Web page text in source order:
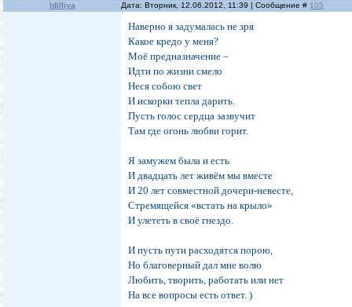
Idilliya Дата: Вторник, 12.06.2012, 11:39 | Сообщение # 105
Наверно я задумалась не зря
Какое кредо у меня?
Моё предназначение –
Идти по жизни смело
Неся собою свет
И искорки тепла дарить.
Пусть голос сердца зазвучит
Там где огонь любви горит.
Я замужем была и есть
И двадцать лет живём мы вместе
И 20 лет совместной дочери-невесте,
Стремящейся «встать на крыло»
И улететь в своё гнездо.
И пусть пути расходятся порою,
Но благоверный дал мне волю
Любить, творить, работать или нет
На все вопросы есть ответ. )